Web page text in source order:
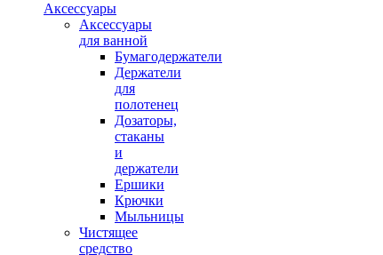
Аксессуары
Аксессуары
для ванной
Бумагодержатели
Держатели
для
полотенец
Дозаторы,
стаканы
и
держатели
Ершики
Крючки
Мыльницы
Чистящее
средство